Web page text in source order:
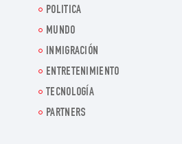
POLITICA
MUNDO
INMIGRACIÓN
ENTRETENIMIENTO
TECNOLOGÍA
PARTNERS